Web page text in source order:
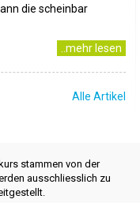
die scheinbar
..mehr lesen
Alle Artikel
stammen von der
ausschliesslich zu